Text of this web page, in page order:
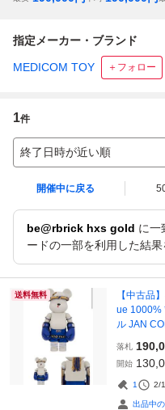
指定メーカー・ブランド
MEDICOM TOY ＋フォロー
1件
終了日時が近い順
開催中に戻る
be@rbrick hxs gold に一
ードの一部を利用した結果
送料無料
【中古品
ue 1000%
ル JAN
落札
開始
1 2/
出品中